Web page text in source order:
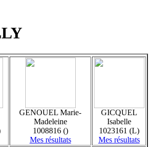
GENOUEL Marie-
Madeleine
1008816 ()
Mes résultats
GICQUEL
Isabelle
1023161 (L)
Mes résultats